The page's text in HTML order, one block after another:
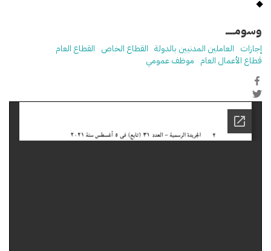
وسومـــــ
إجازات العاملين المدنيين بالدولة القطاع الخاص القطاع العام
قطاع الأعمال العام موظف عمومي